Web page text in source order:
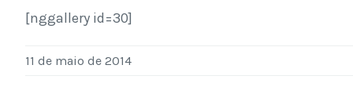
[nggallery id=30]
11 de maio de 2014